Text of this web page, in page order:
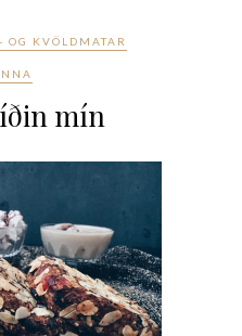
OG KVÖLDMATAR
mín